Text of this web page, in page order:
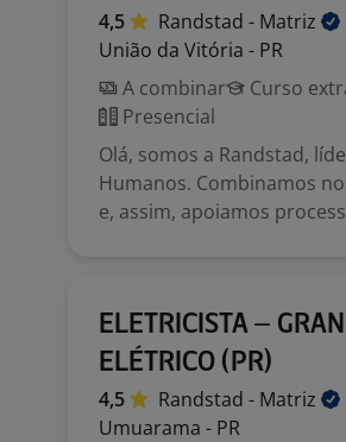
4,5 Randstad - Matriz
União da Vitória - PR
A combinar
Curso
Presencial
Olá, somos a Randstad,
Humanos. Combinamos
e, assim, apoiamos
ELETRICISTA –
ELÉTRICO (PR)
4,5 Randstad - Matriz
Umuarama - PR